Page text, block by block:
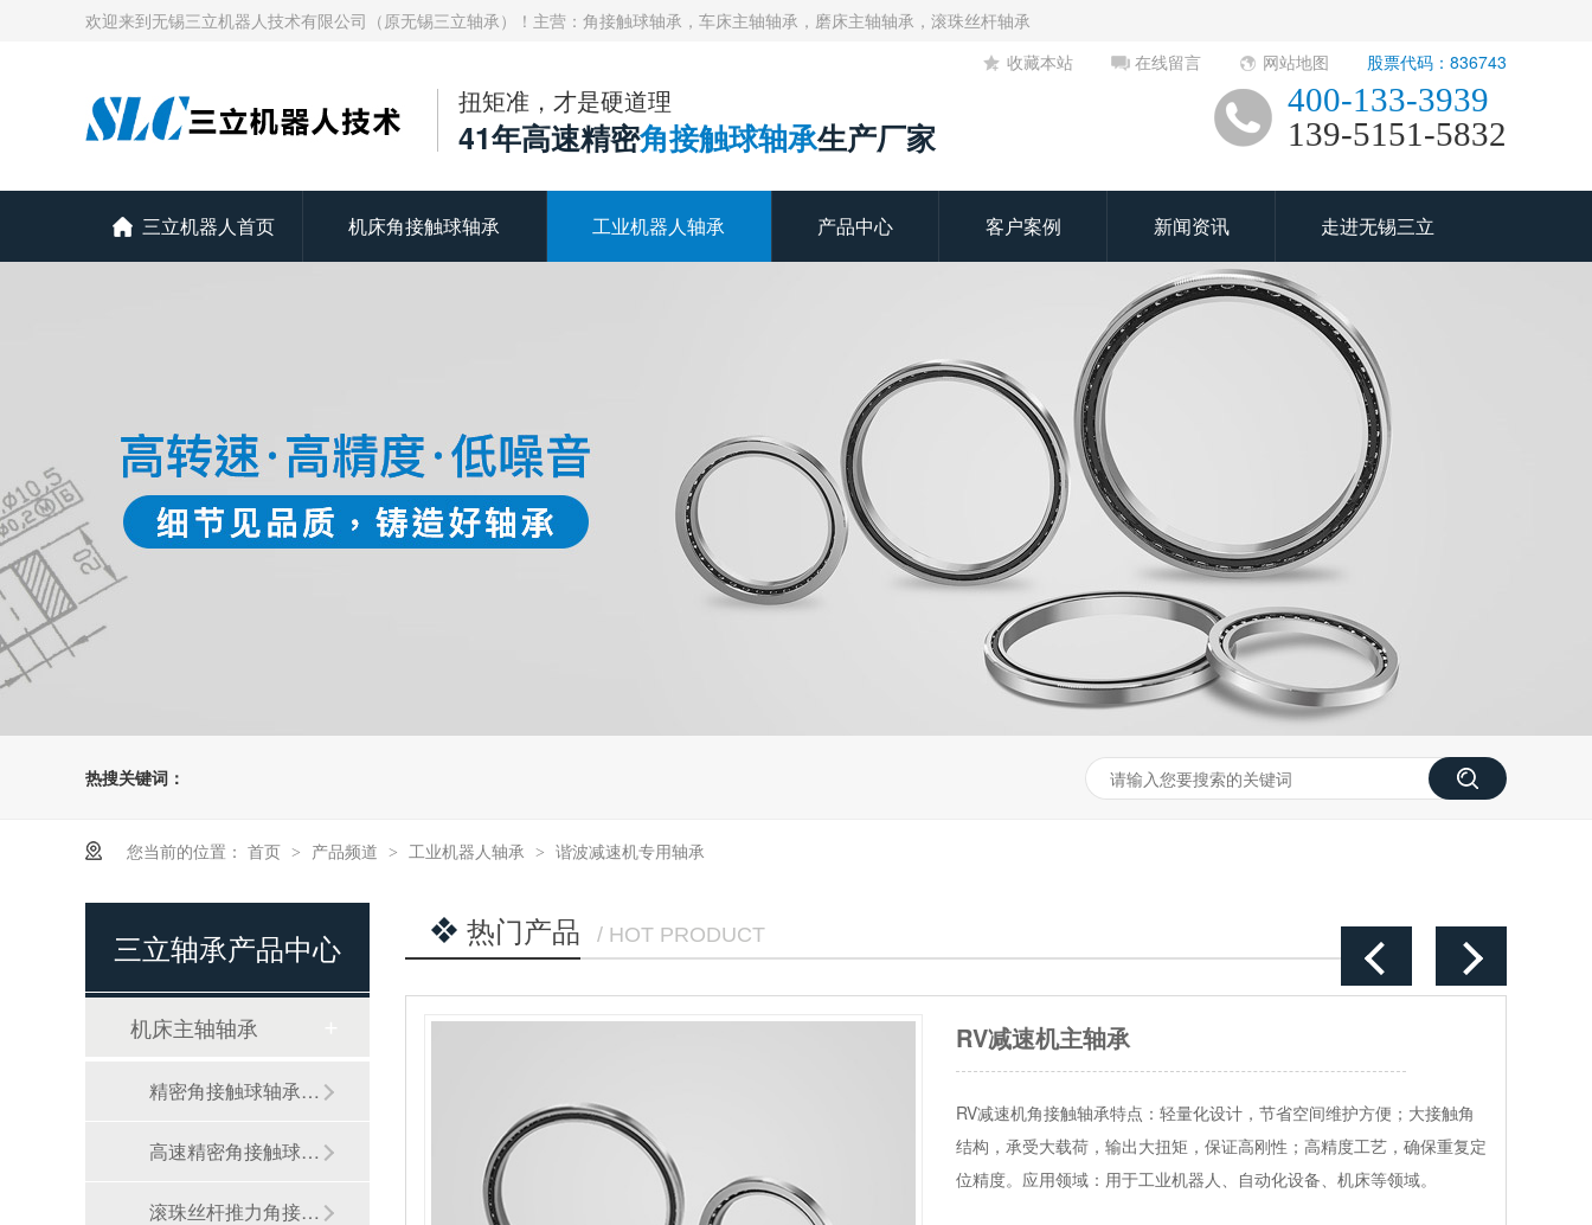
欢迎来到无锡三立机器人技术有限公司（原无锡三立轴承）！主营：角接触球轴承，车床主轴轴承，磨床主轴轴承，滚珠丝杆轴承
收藏本站
在线留言 网站地图 股票代码：836743
扭矩准，才是硬道理
41年高速精密角接触球轴承生产厂家
400-133-3939
139-5151-5832
三立机器人首页 机床角接触球轴承 工业机器人轴承 产品中心 客户案例 新闻资讯 走进无锡三立
热搜关键词：
您当前的位置： 首页 > 产品频道 > 工业机器人轴承 > 谐波减速机专用轴承
热门产品 / HOT PRODUCT
，输出大扭矩，保证高刚性；高精度工艺，确保重复定
谐波减速机十字交叉滚子轴承
谐波减速机滚子轴承特点：采用交叉滚子结构，能承受轴向、径向和倾覆
力矩等各个方向的载荷，并提供很高的刚性；高精度工艺，保证传动中的
定位精度应用领域：用于工业机器人、自动化设备、机床、医疗设备等领
三立轴承产品中心
机床主轴轴承
精密角接触球轴承（标准件）
高速精密角接触球轴承
滚珠丝杆推力角接触球轴承